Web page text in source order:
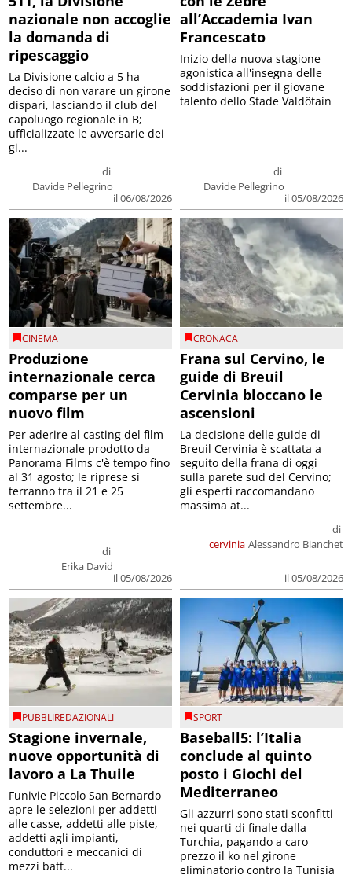
nazionale non accoglie
la domanda di
ripescaggio
di
Davide Pellegrino
il 06/08/2026
La Divisione calcio a 5 ha
deciso di non varare un girone
dispari, lasciando il club del
capoluogo regionale in B;
ufficializzate le avversarie dei
gi...
all’Accademia Ivan
Francescato
di
Davide Pellegrino
il 05/08/2026
Inizio della nuova stagione
agonistica all'insegna delle
soddisfazioni per il giovane
talento dello Stade Valdôtain
CINEMA
Produzione
internazionale cerca
comparse per un
nuovo film
di
Erika David
il 05/08/2026
Per aderire al casting del film
internazionale prodotto da
Panorama Films c'è tempo fino
al 31 agosto; le riprese si
terranno tra il 21 e 25
settembre...
CRONACA
Frana sul Cervino, le
guide di Breuil
Cervinia bloccano le
ascensioni
cervinia
di
Alessandro Bianchet
il 05/08/2026
La decisione delle guide di
Breuil Cervinia è scattata a
seguito della frana di oggi
sulla parete sud del Cervino;
gli esperti raccomandano
massima at...
PUBBLIREDAZIONALI
Stagione invernale,
nuove opportunità di
lavoro a La Thuile
Funivie Piccolo San Bernardo
apre le selezioni per addetti
alle casse, addetti alle piste,
addetti agli impianti,
conduttori e meccanici di
mezzi batt...
SPORT
Baseball5: l’Italia
conclude al quinto
posto i Giochi del
Mediterraneo
Gli azzurri sono stati sconfitti
nei quarti di finale dalla
Turchia, pagando a caro
prezzo il ko nel girone
eliminatorio contro la Tunisia